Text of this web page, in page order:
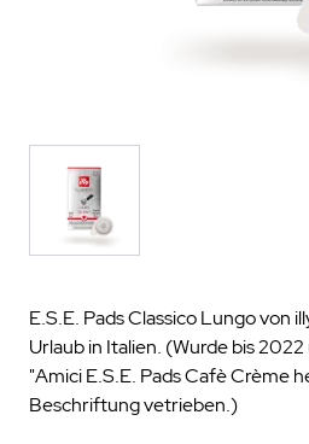
E.S.E. Pads Classico Lungo von
Urlaub in Italien. (Wurde bis
"Amici E.S.E. Pads Cafè Crème
Beschriftung vetrieben.)